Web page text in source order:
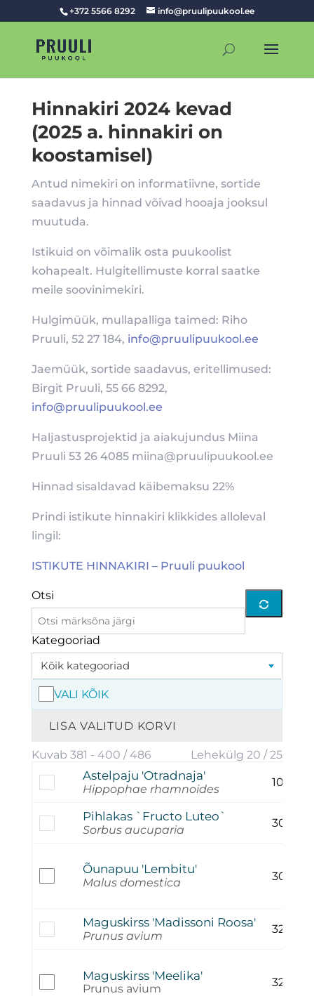
+372 5566 8292 info@pruulipuukool.ee
Hinnakiri 2024 kevad
(2025 a. hinnakiri on
koostamisel)
Antud nimekiri on informatiivne, sortide
saadavus ja hinnad võivad hooaja jooksul
muutuda.
Istikuid on võimalik osta puukoolist
kohapealt. Hulgitellimuste korral saatke
meile soovinimekiri.
Hulgimüük, mullapalliga taimed: Riho
Pruuli, 52 27 184, info@pruulipuukool.ee
Jaemüük, sortide saadavus, eritellimused:
Birgit Pruuli, 55 66 8292,
info@pruulipuukool.ee
Haljastusprojektid ja aiakujundus Miina
Pruuli 53 26 4085 miina@pruulipuukool.ee
Hinnad sisaldavad käibemaksu 22%
Prindi istikute hinnakiri klikkides alloleval
lingil:
ISTIKUTE HINNAKIRI – Pruuli puukool
Otsi
Kategooriad
Kõik kategooriad
VALI KÕIK
LISA VALITUD KORVI
Kuvab 381 - 400 / 486 Lehekülg 20 / 25
Astelpaju 'Otradnaja'
Hippophae rhamnoides
10,00
Pihlakas `Fructo Luteo`
Sorbus aucuparia
30,00
Õunapuu 'Lembitu'
Malus domestica 30,00
Maguskirss 'Madissoni Roosa'
Prunus avium
32,00
Maguskirss 'Meelika'
Prunus avium 32,00